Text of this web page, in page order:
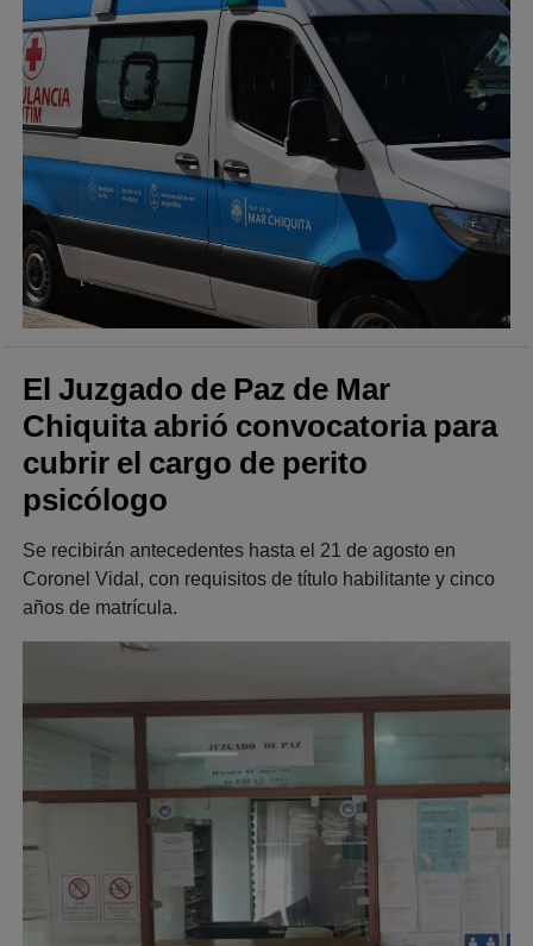
El Juzgado de Paz de Mar
Chiquita abrió convocatoria para
cubrir el cargo de perito
psicólogo
Se recibirán antecedentes hasta el 21 de agosto en
Coronel Vidal, con requisitos de título habilitante y cinco
años de matrícula.